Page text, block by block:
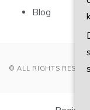
Blog
© ALL RIGHTS